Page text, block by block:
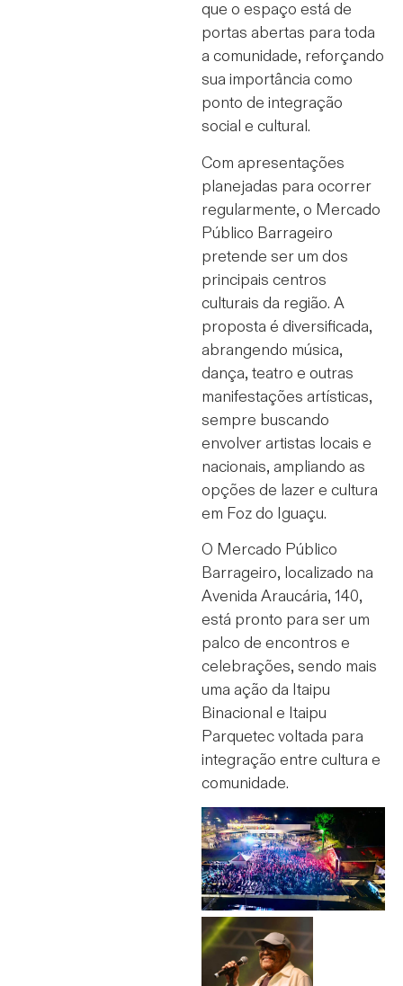
que o espaço está de
portas abertas para toda
a comunidade, reforçando
sua importância como
ponto de integração
social e cultural.
Com apresentações
planejadas para ocorrer
regularmente, o Mercado
Público Barrageiro
pretende ser um dos
principais centros
culturais da região. A
proposta é diversificada,
abrangendo música,
dança, teatro e outras
manifestações artísticas,
sempre buscando
envolver artistas locais e
nacionais, ampliando as
opções de lazer e cultura
em Foz do Iguaçu.
O Mercado Público
Barrageiro, localizado na
Avenida Araucária, 140,
está pronto para ser um
palco de encontros e
celebrações, sendo mais
uma ação da Itaipu
Binacional e Itaipu
Parquetec voltada para
integração entre cultura e
comunidade.